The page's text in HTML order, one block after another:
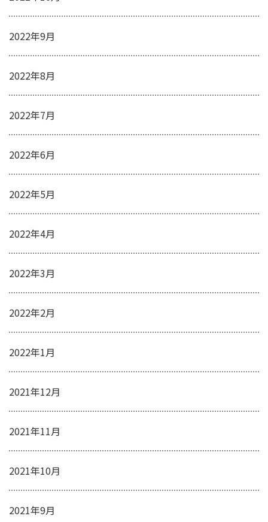
2022年9月
2022年8月
2022年7月
2022年6月
2022年5月
2022年4月
2022年3月
2022年2月
2022年1月
2021年12月
2021年11月
2021年10月
2021年9月